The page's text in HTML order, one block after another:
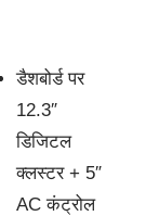
डैशबोर्ड पर
12.3″
डिजिटल
क्लस्टर + 5″
AC कंट्रोल